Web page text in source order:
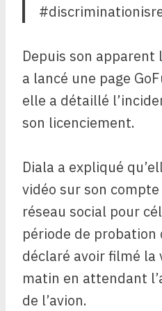
Depuis son apparent
a lancé une page
elle a détaillé
son licenciement.
Diala a expliqué
vidéo sur son
réseau social pour
période de probation
déclaré avoir filmé la
matin en attendant
de l’avion.